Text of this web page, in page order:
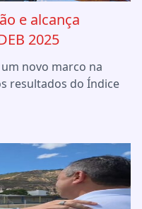
e alcança
2025
novo marco na
resultados do Índice